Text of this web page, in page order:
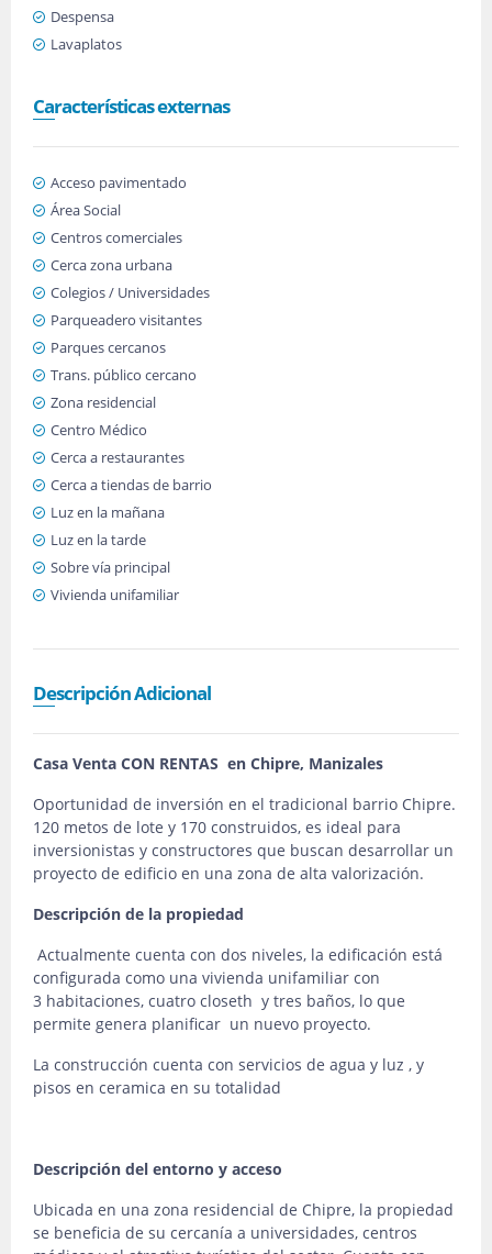
Despensa
Lavaplatos
Características externas
Acceso pavimentado
Área Social
Centros comerciales
Cerca zona urbana
Colegios / Universidades
Parqueadero visitantes
Parques cercanos
Trans. público cercano
Zona residencial
Centro Médico
Cerca a restaurantes
Cerca a tiendas de barrio
Luz en la mañana
Luz en la tarde
Sobre vía principal
Vivienda unifamiliar
Descripción Adicional
Casa Venta CON RENTAS en Chipre, Manizales
Oportunidad de inversión en el tradicional barrio Chipre.
120 metos de lote y 170 construidos, es ideal para
inversionistas y constructores que buscan desarrollar un
proyecto de edificio en una zona de alta valorización.
Descripción de la propiedad
Actualmente cuenta con dos niveles, la edificación está
configurada como una vivienda unifamiliar con
3 habitaciones, cuatro closeth y tres baños, lo que
permite genera planificar un nuevo proyecto.
La construcción cuenta con servicios de agua y luz , y
pisos en ceramica en su totalidad
Descripción del entorno y acceso
Ubicada en una zona residencial de Chipre, la propiedad
se beneficia de su cercanía a universidades, centros